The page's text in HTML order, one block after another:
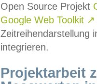
Open Source Projekt
Google Web Toolkit ↗
Zeitreihendarstellung
integrieren.
Projektarbeit